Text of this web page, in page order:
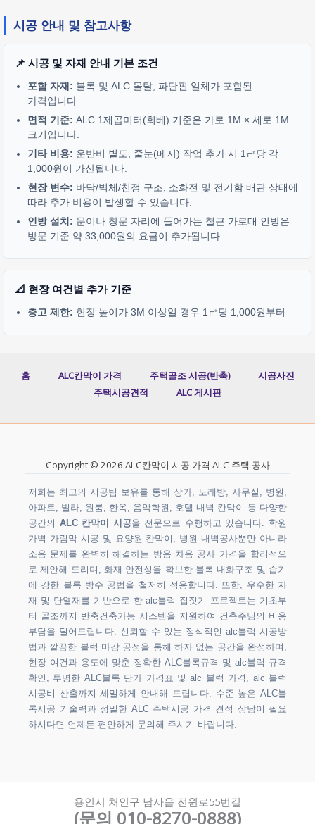
시공 안내 및 참고사항
📌 시공 및 자재 안내 기본 조건
포함 자재: 블록 및 ALC 몰탈, 파단핀 일체가 포함된
가격입니다.
면적 기준: ALC 1제곱미터(회베) 기준은 가로 1M × 세로 1M
크기입니다.
기타 비용: 운반비 별도, 줄눈(메지) 작업 추가 시 1㎡당 각
1,000원이 가산됩니다.
현장 변수: 바닥/벽체/천정 구조, 소화전 및 전기함 배관 상태에
따라 추가 비용이 발생할 수 있습니다.
인방 설치: 문이나 창문 자리에 들어가는 철근 가로대 인방은
방문 기준 약 33,000원의 요금이 추가됩니다.
📐 현장 여건별 추가 기준
층고 제한: 현장 높이가 3M 이상일 경우 1㎡당 1,000원부터
홈 ALC칸막이 가격 주택골조 시공(반축)
시공사진
주택시공견적
ALC 게시판
Copyright © 2026 ALC칸막이 시공 가격 ALC 주택 공사
저희는 최고의 시공팀 보유를 통해 상가, 노래방, 사무실, 병원,
아파트, 빌라, 원룸, 한옥, 음악학원, 호텔 내벽 칸막이 등 다양한
공간의 ALC 칸막이 시공을 전문으로 수행하고 있습니다. 학원
가벽 가림막 시공 및 요양원 칸막이, 병원 내벽공사뿐만 아니라
소음 문제를 완벽히 해결하는 방음 차음 공사 가격을 합리적으
로 제안해 드리며, 화재 안전성을 확보한 블록 내화구조 및 습기
에 강한 블록 방수 공법을 철저히 적용합니다. 또한, 우수한 자
재 및 단열재를 기반으로 한 alc블럭 집짓기 프로젝트는 기초부
터 골조까지 반축건축가능 시스템을 지원하여 건축주님의 비용
부담을 덜어드립니다. 신뢰할 수 있는 정석적인 alc블럭 시공방
법과 깔끔한 블럭 마감 공정을 통해 하자 없는 공간을 완성하며,
현장 여건과 용도에 맞춘 정확한 ALC블록규격 및 alc블럭 규격
확인, 투명한 ALC블록 단가 가격표 및 alc 블럭 가격, alc 블럭
시공비 산출까지 세밀하게 안내해 드립니다. 수준 높은 ALC블
록시공 기술력과 정밀한 ALC 주택시공 가격 견적 상담이 필요
하시다면 언제든 편안하게 문의해 주시기 바랍니다.
용인시 처인구 남사읍 전원로55번길
(문의 010-8270-0888)